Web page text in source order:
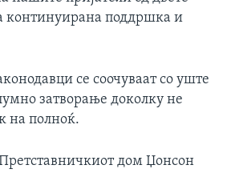
континуирана поддршка и
се соочуваат со уште
затворање доколку не
на полноќ.
дом Џонсон